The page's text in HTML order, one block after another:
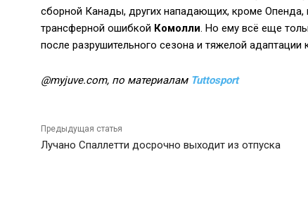
сборной Канады, других нападающих, кроме Опенда,
трансферной ошибкой Комолли. Но ему всё еще
после разрушительного сезона и тяжелой
@myjuve.com, по материалам Tuttosport
Предыдущая статья
Лучано Спаллетти досрочно выходит из отпуска